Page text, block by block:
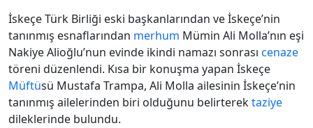
İskeçe Türk Birliği eski başkanlarından ve İskeçe’nin
tanınmış esnaflarından merhum Mümin Ali Molla’nın eşi
Nakiye Alioğlu’nun evinde ikindi namazı sonrası cenaze
töreni düzenlendi. Kısa bir konuşma yapan İskeçe
Müftüsü Mustafa Trampa, Ali Molla ailesinin İskeçe’nin
tanınmış ailelerinden biri olduğunu belirterektaziye
dileklerinde bulundu.